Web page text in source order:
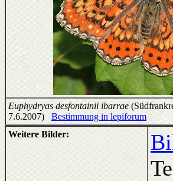
Euphydryas desfontainii ibarrae
7.6.2007) Bestimmung in lepiforum
Weitere Bilder: